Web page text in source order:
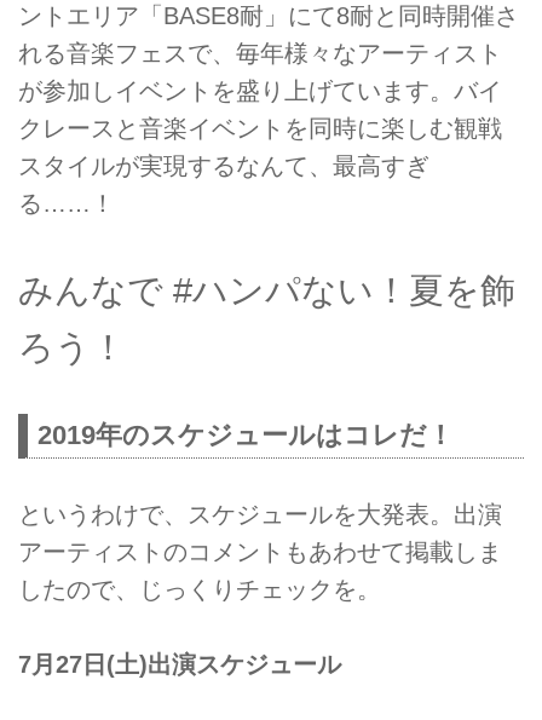
ントエリア「BASE8耐」にて8耐と同時開催さ
れる音楽フェスで、毎年様々なアーティスト
が参加しイベントを盛り上げています。バイ
クレースと音楽イベントを同時に楽しむ観戦
スタイルが実現するなんて、最高すぎ
る……！
みんなで #ハンパない！夏を飾
ろう！
2019年のスケジュールはコレだ！
というわけで、スケジュールを大発表。出演
アーティストのコメントもあわせて掲載しま
したので、じっくりチェックを。
7月27日(土)出演スケジュール